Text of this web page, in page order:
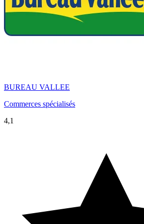
BUREAU VALLEE
Commerces spécialisés
4,1